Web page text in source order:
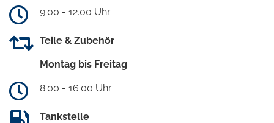
9.00 - 12.00 Uhr
Teile & Zubehör
Montag bis Freitag
8.00 - 16.00 Uhr
Tankstelle